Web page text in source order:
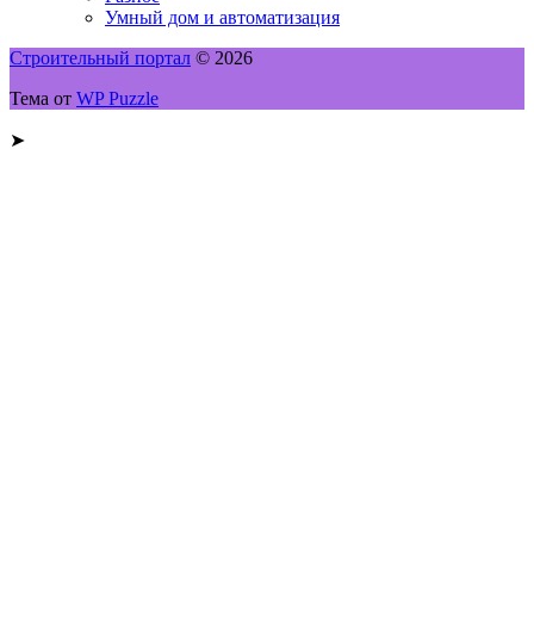
Умный дом и автоматизация
Строительный портал © 2026
Тема от WP Puzzle
➤